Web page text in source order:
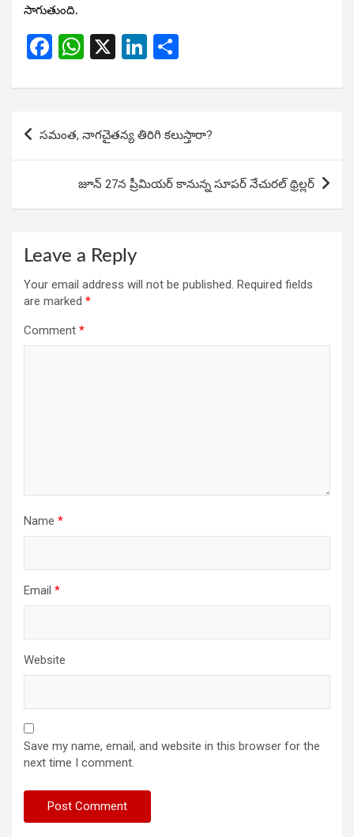
సాగుతుంది.
F
ce
b
o
W
at
A
p
p
X
Li
ke
dI
n
ar
e
సమంత, నాగచైతన్య తిరిగి కలుస్తారా?
జూన్ 27న ప్రీమియర్ కానున్న సూపర్ నేచురల్ థ్రిల్లర్
Leave a Reply
Your email address will not be published. Required fields
are marked *
Comment *
Name *
Email *
Website
Save my name, email, and website in this browser for the
next time I comment.